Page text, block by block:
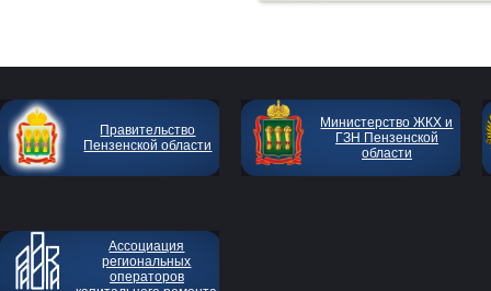
Правительство
Пензенской области
Министерство ЖКХ и
ГЗН Пензенской
области
Ассоциация
региональных
операторов